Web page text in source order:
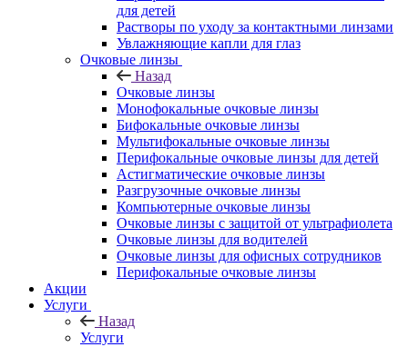
для детей
Растворы по уходу за контактными линзами
Увлажняющие капли для глаз
Очковые линзы
Назад
Очковые линзы
Монофокальные очковые линзы
Бифокальные очковые линзы
Мультифокальные очковые линзы
Перифокальные очковые линзы для детей
Астигматические очковые линзы
Разгрузочные очковые линзы
Компьютерные очковые линзы
Очковые линзы с защитой от ультрафиолета
Очковые линзы для водителей
Очковые линзы для офисных сотрудников
Перифокальные очковые линзы
Акции
Услуги
Назад
Услуги